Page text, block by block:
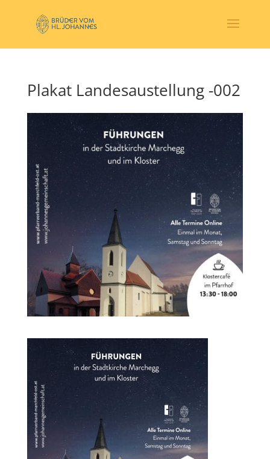
Plakat Landesaustellung -002